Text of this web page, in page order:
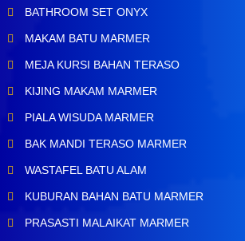
BATHROOM SET ONYX
MAKAM BATU MARMER
MEJA KURSI BAHAN TERASO
KIJING MAKAM MARMER
PIALA WISUDA MARMER
BAK MANDI TERASO MARMER
WASTAFEL BATU ALAM
KUBURAN BAHAN BATU MARMER
PRASASTI MALAIKAT MARMER